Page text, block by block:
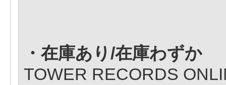
・在庫あり/在庫わずか
TOWER RECORDS